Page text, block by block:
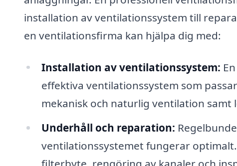
installation av ventilationssystem till
en ventilationsfirma kan hjälpa dig med:
Installation av ventilationssystem:
effektiva ventilationssystem som
mekanisk och naturlig ventilation
Underhåll och reparation:
ventilationssystemet fungerar